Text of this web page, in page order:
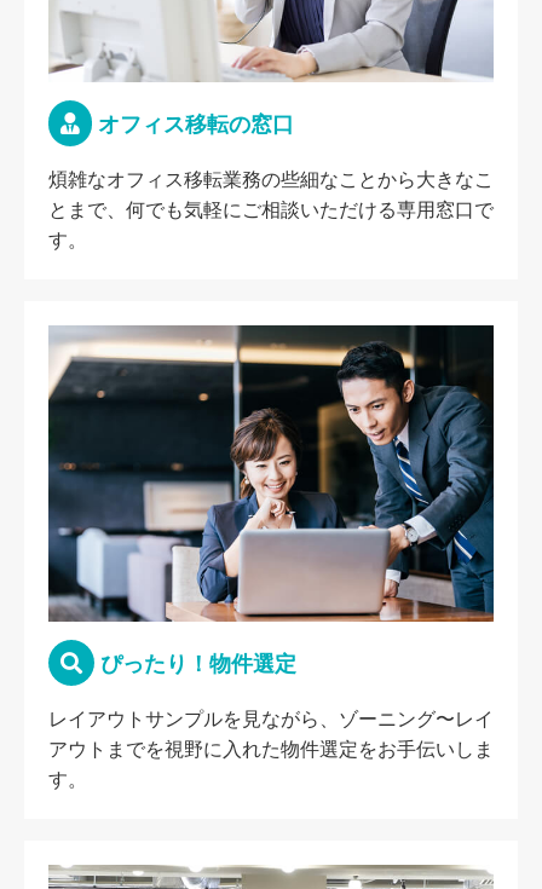
オフィス移転の窓口
煩雑なオフィス移転業務の些細なことから大きなこ
とまで、何でも気軽にご相談いただける専用窓口で
す。
ぴったり！物件選定
レイアウトサンプルを見ながら、ゾーニング〜レイ
アウトまでを視野に入れた物件選定をお手伝いしま
す。